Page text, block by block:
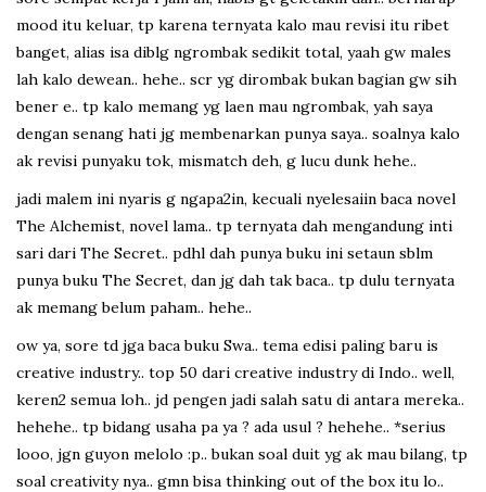
mood itu keluar, tp karena ternyata kalo mau revisi itu ribet
banget, alias isa diblg ngrombak sedikit total, yaah gw males
lah kalo dewean.. hehe.. scr yg dirombak bukan bagian gw sih
bener e.. tp kalo memang yg laen mau ngrombak, yah saya
dengan senang hati jg membenarkan punya saya.. soalnya kalo
ak revisi punyaku tok, mismatch deh, g lucu dunk hehe..
jadi malem ini nyaris g ngapa2in, kecuali nyelesaiin baca novel
The Alchemist, novel lama.. tp ternyata dah mengandung inti
sari dari The Secret.. pdhl dah punya buku ini setaun sblm
punya buku The Secret, dan jg dah tak baca.. tp dulu ternyata
ak memang belum paham.. hehe..
ow ya, sore td jga baca buku Swa.. tema edisi paling baru is
creative industry.. top 50 dari creative industry di Indo.. well,
keren2 semua loh.. jd pengen jadi salah satu di antara mereka..
hehehe.. tp bidang usaha pa ya ? ada usul ? hehehe.. *serius
looo, jgn guyon melolo :p.. bukan soal duit yg ak mau bilang, tp
soal creativity nya.. gmn bisa thinking out of the box itu lo..